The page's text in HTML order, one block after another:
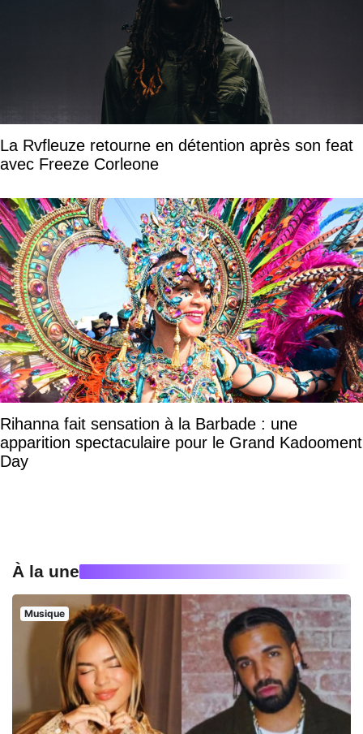
La Rvfleuze retourne en détention après son feat
avec Freeze Corleone
Rihanna fait sensation à la Barbade : une
apparition spectaculaire pour le Grand Kadooment
Day
À la une
Musique